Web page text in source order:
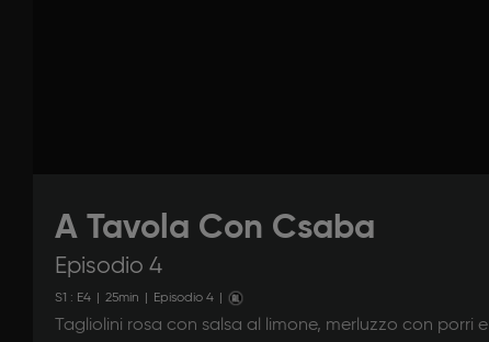
A Tavola Con Csaba
Episodio 4
S1 : E4 25min Episodio 4
Tagliolini rosa con salsa al limone, merluzzo con porri